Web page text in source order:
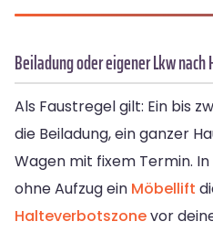
Beiladung oder eigener Lkw nach
Als Faustregel gilt: Ein bis
die Beiladung, ein ganzer
Wagen mit fixem Termin.
ohne Aufzug ein Möbellift
Halteverbotszonevor